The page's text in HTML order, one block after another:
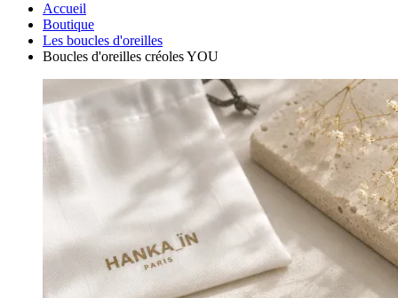
Accueil
Boutique
Les boucles d'oreilles
Boucles d'oreilles créoles YOU